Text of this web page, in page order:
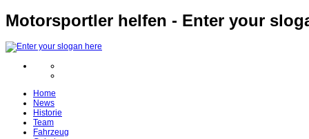
Motorsportler helfen - Enter your
Home
News
Historie
Team
Fahrzeug